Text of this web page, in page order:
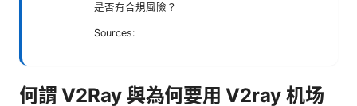
是否有合規風險？
Sources:
何謂 V2Ray 與為何要用 V2ray 机场